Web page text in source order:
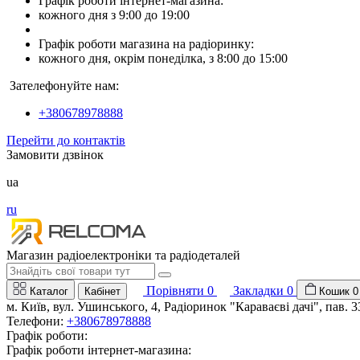
кожного дня з 9:00 до 19:00
Графік роботи магазина на радіоринку:
кожного дня, окрім понеділка, з 8:00 до 15:00
Зателефонуйте нам:
+380678978888
Перейти до контактів
Замовити дзвінок
ua
ru
Магазин радіоелектроніки та радіодеталей
Каталог Кабінет Порівняти 0 Закладки 0 Кошик 0
м. Київ, вул. Ушинського, 4, Радіоринок "Караваєві дачі", пав.
Телефони: +380678978888
Графік роботи:
Графік роботи інтернет-магазина: